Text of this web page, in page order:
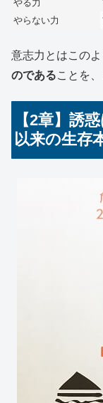
やる力
やらない力
意志力とはこのよ
のであることを
【2章】誘
以来の生存